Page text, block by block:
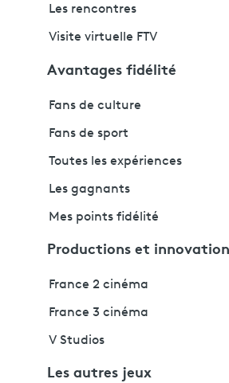
Les rencontres
Visite virtuelle FTV
Avantages fidélité
Fans de culture
Fans de sport
Toutes les expériences
Les gagnants
Mes points fidélité
Productions et innovation
France 2 cinéma
France 3 cinéma
V Studios
Les autres jeux